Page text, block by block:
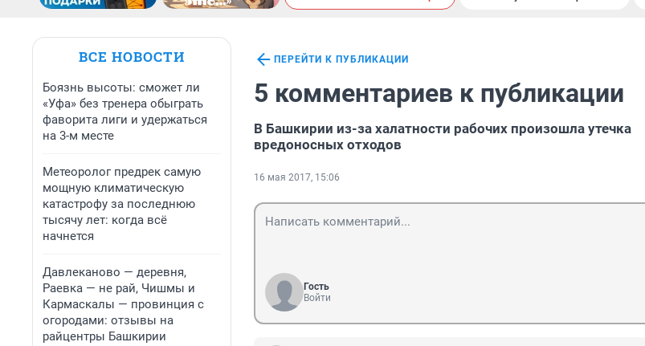
ВСЕ НОВОСТИ
Боязнь высоты: сможет ли
«Уфа» без тренера обыграть
фаворита лиги и удержаться
на 3-м месте
Метеоролог предрек самую
мощную климатическую
катастрофу за последнюю
тысячу лет: когда всё
начнется
Давлеканово — деревня,
Раевка — не рай, Чишмы и
Кармаскалы — провинция с
огородами: отзывы на
райцентры Башкирии
ПЕРЕЙТИ К ПУБЛИКАЦИИ
5 комментариев к публикации
В Башкирии из-за халатности рабочих произошла утечка
вредоносных отходов
16 мая 2017, 15:06
Гость
Войти